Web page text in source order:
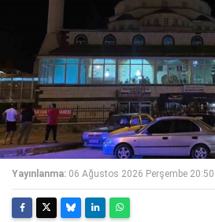
Yayınlanma: 06 Ağustos 2026 Perşembe 20:50